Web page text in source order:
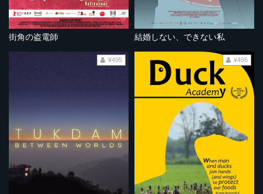
街角の盗電師 結婚しない、できない私
¥495 ¥495